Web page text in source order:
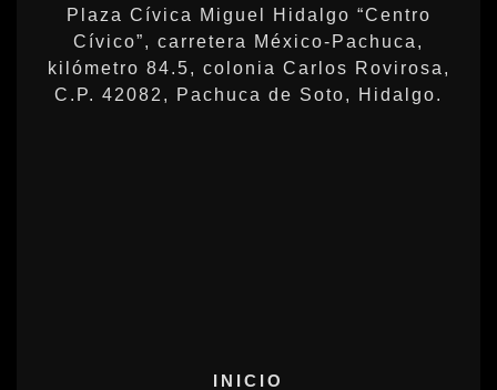
Plaza Cívica Miguel Hidalgo “Centro
Cívico”, carretera México-Pachuca,
kilómetro 84.5, colonia Carlos Rovirosa,
C.P. 42082, Pachuca de Soto, Hidalgo.
INICIO